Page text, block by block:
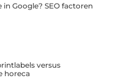
Google? SEO factoren
versus
horeca